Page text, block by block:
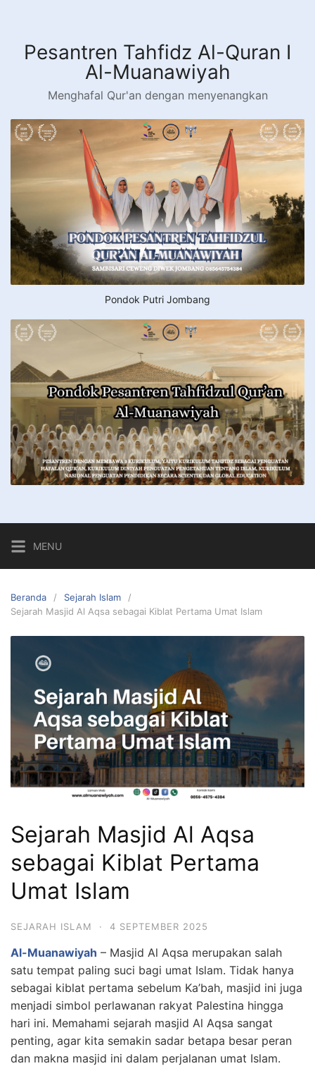
kontenPesantren Tahfidz Al-Quran I
Al-Muanawiyah
Menghafal Qur'an dengan menyenangkan
Pondok Putri Jombang
MENU
Beranda
Sejarah Islam
Sejarah Masjid Al Aqsa sebagai Kiblat Pertama Umat Islam
Sejarah Masjid Al Aqsa
sebagai Kiblat Pertama
Umat Islam
SEJARAH ISLAM · 4 SEPTEMBER 2025
Al-Muanawiyah – Masjid Al Aqsa merupakan salah
satu tempat paling suci bagi umat Islam. Tidak hanya
sebagai kiblat pertama sebelum Ka’bah, masjid ini juga
menjadi simbol perlawanan rakyat Palestina hingga
hari ini. Memahami sejarah masjid Al Aqsa sangat
penting, agar kita semakin sadar betapa besar peran
dan makna masjid ini dalam perjalanan umat Islam.